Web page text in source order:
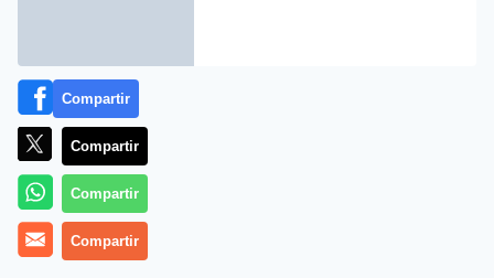
A Khaleel Masih, un sufrido padre de familia con 6
Compartir
Compartir
Compartir
Compartir